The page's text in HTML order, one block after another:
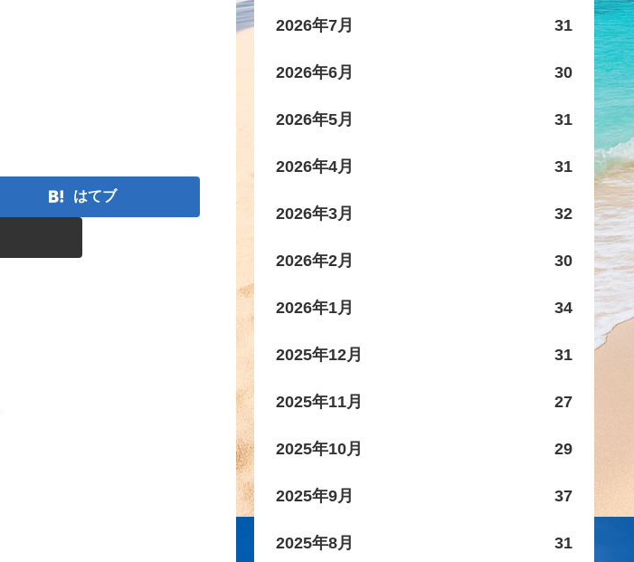
はてブ
2026年7月 31
2026年6月 30
2026年5月 31
2026年4月 31
2026年3月 32
2026年2月 30
2026年1月 34
2025年12月 31
2025年11月 27
2025年10月 29
2025年9月 37
2025年8月 31